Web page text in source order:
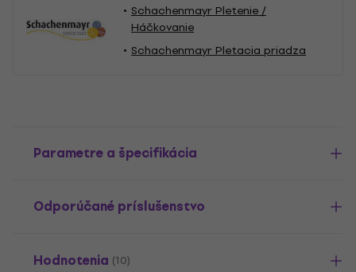
Schachenmayr Pletenie /
Háčkovanie
Schachenmayr Pletacia priadza
Parametre a špecifikácia
Odporúčané príslušenstvo
Hodnotenia (10)